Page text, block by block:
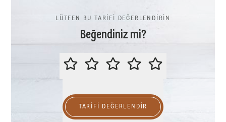
LÜTFEN BU TARİFİ DEĞERLENDİRİN
Beğendiniz mi?
LÜTFEN BU TARİFİ
TARIFI DEĞERLENDİR